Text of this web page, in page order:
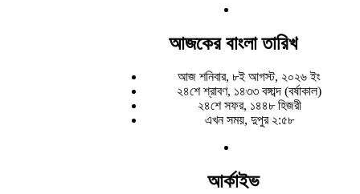
আজকের বাংলা তারিখ
আজ শনিবার, ৮ই আগস্ট, ২০২৬ ইং
২৪শে শ্রাবণ, ১৪৩৩ বঙ্গাব্দ (বর্ষাকাল)
২৪শে সফর, ১৪৪৮ হিজরী
এখন সময়, দুপুর ২:৫৮
আর্কাইভ